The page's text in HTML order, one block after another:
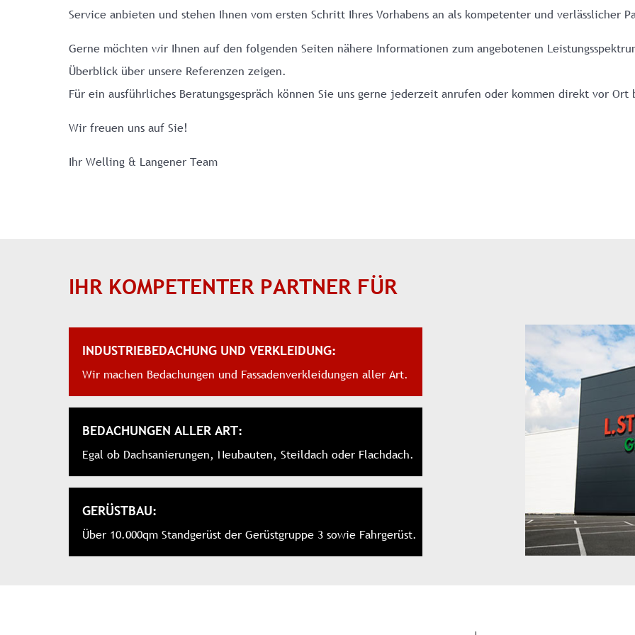
Service anbieten und stehen Ihnen vom ersten Schritt Ihres Vorhabens an als kompetenter und verlässlicher
Gerne möchten wir Ihnen auf den folgenden Seiten nähere Informationen zum angebotenen
Überblick über unsere Referenzen zeigen.
Für ein ausführliches Beratungsgespräch können Sie uns gerne jederzeit anrufen oder kommen direkt vor
Wir freuen uns auf Sie!
Ihr Welling & Langener Team
IHR KOMPETENTER PARTNER FÜR
INDUSTRIEBEDACHUNG UND VERKLEIDUNG:
Wir machen Bedachungen und Fassadenverkleidungen aller Art.
BEDACHUNGEN ALLER ART:
Egal ob Dachsanierungen, Neubauten, Steildach oder Flachdach.
GERÜSTBAU:
Über 10.000qm Standgerüst der Gerüstgruppe 3 sowie Fahrgerüst.